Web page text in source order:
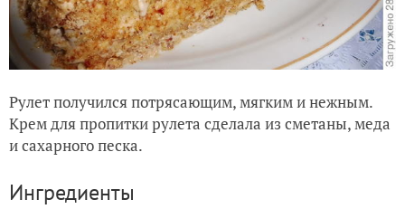
Рулет получился потрясающим, мягким и нежным.
Крем для пропитки рулета сделала из сметаны, меда
и сахарного песка.
Ингредиенты